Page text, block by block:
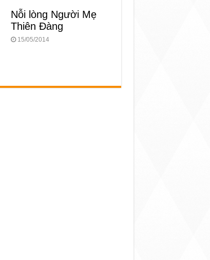
Nỗi lòng Người Mẹ
Thiên Đàng
15/05/2014